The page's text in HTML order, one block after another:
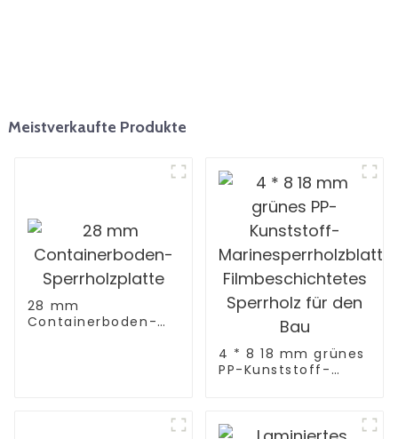
Meistverkaufte Produkte
28 mm
Containerboden-
4 * 8 18 mm grünes
PP-Kunststoff-
Bau